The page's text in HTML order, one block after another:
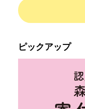
ピックアップ